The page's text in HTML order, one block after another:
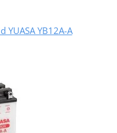
YB12A-A